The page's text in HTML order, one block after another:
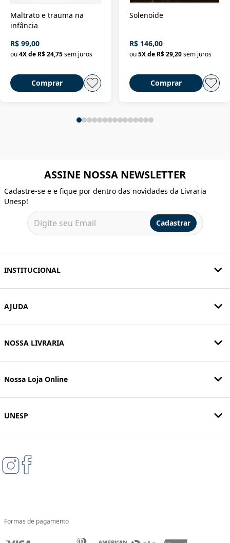
Maltrato e trauma na
infância
R$ 99,00
ou4X de R$ 24,75sem juros
Comprar
Solenoide
R$ 146,00
ou 5X de R$ 29,20 sem juros
Comprar
ASSINE NOSSA NEWSLETTER
Cadastre-se e e fique por dentro das novidades da Livraria
Unesp!
Cadastrar
INSTITUCIONAL
AJUDA
NOSSA LIVRARIA
Nossa Loja Online
UNESP
Formas de pagamento